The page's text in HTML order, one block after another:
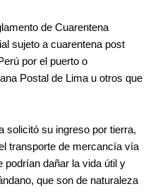
de Cuarentena
sujeto a cuarentena post
por el puerto o
Postal de Lima u otros que
solicitó su ingreso por tierra,
transporte de mercancía vía
podrían dañar la vida útil y
que son de naturaleza